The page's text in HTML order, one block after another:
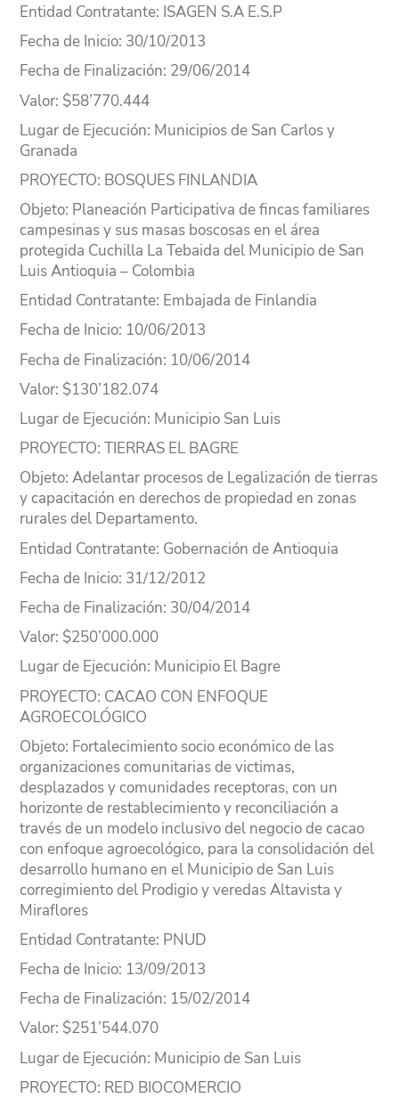
Entidad Contratante: ISAGEN S.A E.S.P
Fecha de Inicio: 30/10/2013
Fecha de Finalización: 29/06/2014
Valor: $58’770.444
Lugarde Ejecución: Municipios de San Carlos y
Granada
PROYECTO: BOSQUES FINLANDIA
Objeto: Planeación Participativa de fincas familiares
campesinas y sus masas boscosas en el área
protegida Cuchilla La Tebaida del Municipio de San
Luis Antioquia – Colombia
Entidad Contratante: Embajada de Finlandia
Fecha de Inicio: 10/06/2013
Fecha de Finalización: 10/06/2014
Valor: $130’182.074
Lugarde Ejecución: Municipio San Luis
PROYECTO: TIERRAS EL BAGRE
Objeto: Adelantar procesos de Legalización de tierras
y capacitación en derechos de propiedad en zonas
rurales del Departamento.
Entidad Contratante: Gobernación de Antioquia
Fecha de Inicio: 31/12/2012
Fecha de Finalización: 30/04/2014
Valor: $250’000.000
Lugarde Ejecución: Municipio El Bagre
PROYECTO: CACAO CON ENFOQUE
AGROECOLÓGICO
Objeto: Fortalecimiento socio económico de las
organizaciones comunitarias de victimas,
desplazados y comunidades receptoras, con un
horizonte de restablecimiento y reconciliación a
través de un modelo inclusivo del negocio de cacao
con enfoque agroecológico, para la consolidación del
desarrollo humano en el Municipio de San Luis
corregimiento del Prodigio y veredas Altavista y
Miraflores
Entidad Contratante: PNUD
Fecha de Inicio: 13/09/2013
Fecha de Finalización: 15/02/2014
Valor: $251’544.070
Lugarde Ejecución: Municipio de San Luis
PROYECTO: RED BIOCOMERCIO